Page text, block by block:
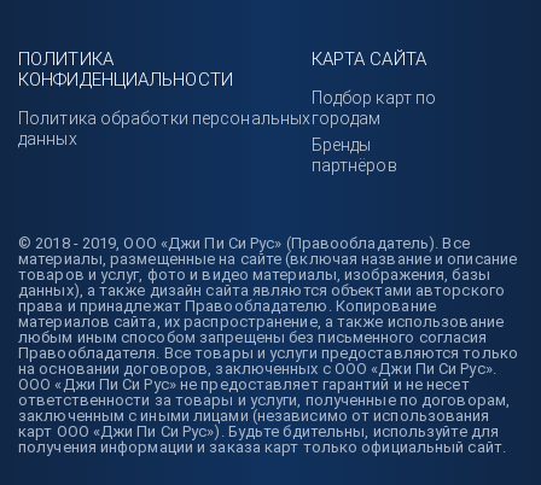
© 2018 - 2019, ООО «Джи Пи Си Рус» (Правообладатель). Все
материалы, размещенные на сайте (включая название и описание
товаров и услуг, фото и видео материалы, изображения, базы
данных), а также дизайн сайта являются объектами авторского
права и принадлежат Правообладателю. Копирование
материалов сайта, их распространение, а также использование
любым иным способом запрещены без письменного согласия
Правообладателя. Все товары и услуги предоставляются только
на основании договоров, заключенных с ООО «Джи Пи Си Рус».
ООО «Джи Пи Си Рус» не предоставляет гарантий и не несет
ответственности за товары и услуги, полученные по договорам,
заключенным с иными лицами (независимо от использования
карт ООО «Джи Пи Си Рус»). Будьте бдительны, используйте для
получения информации и заказа карт только официальный сайт.
ПОЛИТИКА
КОНФИДЕНЦИАЛЬНОСТИ
Политика обработки персональных
данных
КАРТА САЙТА
Подбор карт по
городам
Бренды
партнёров